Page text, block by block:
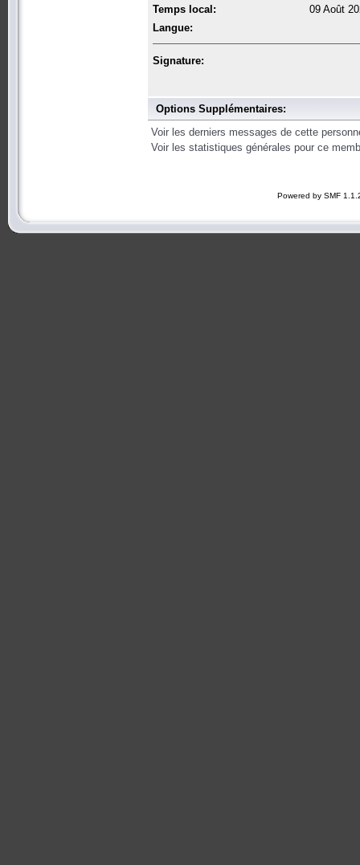
Temps local:
09 Août
Langue:
Signature:
Options Supplémentaires:
Voir les derniers messages de cette
Voir les statistiques générales pour ce
Powered by SMF